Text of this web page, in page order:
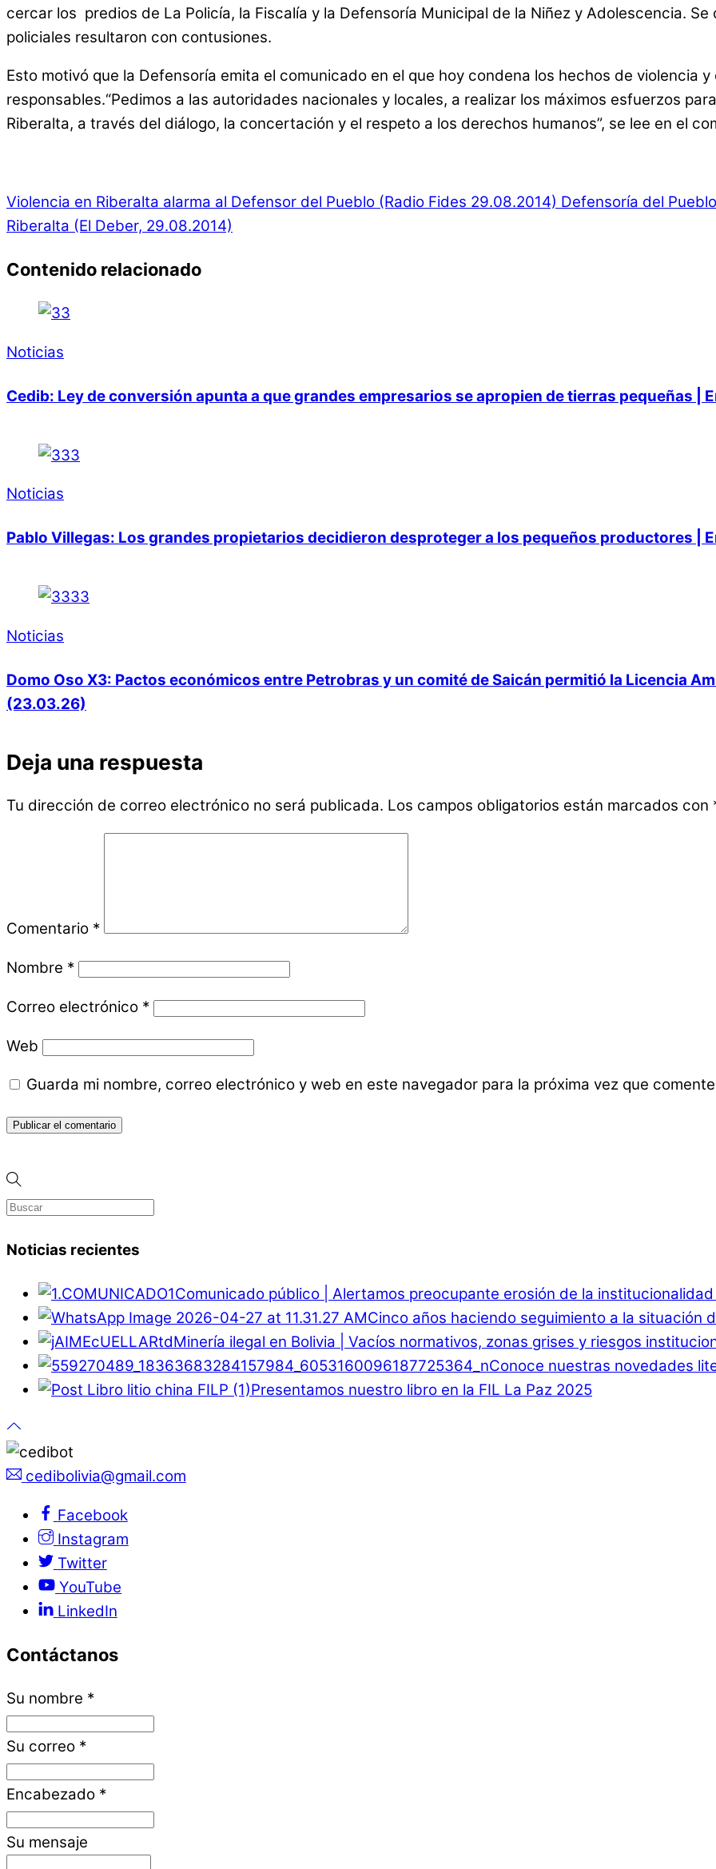
cercar los predios de La Policía, la Fiscalía y la Defensoría Municipal de la Niñez y Adolescencia.
policiales resultaron con contusiones.
Esto motivó que la Defensoría emita el comunicado en el que hoy condena los hechos de violencia
responsables.“Pedimos a las autoridades nacionales y locales, a realizar los máximos esfuerzos
Riberalta, a través del diálogo, la concertación y el respeto a los derechos humanos”, se lee en el
Violencia en Riberalta alarma al Defensor del Pueblo (Radio Fides 29.08.2014) Defensoría del
Riberalta (El Deber, 29.08.2014)
Contenido relacionado
Noticias
Cedib: Ley de conversión apunta a que grandes empresarios se apropien de tierras pequeñas |
Noticias
Pablo Villegas: Los grandes propietarios decidieron desproteger a los pequeños productores |
Noticias
Domo Oso X3: Pactos económicos entre Petrobras y un comité de Saicán permitió la Licencia
(23.03.26)
Deja una respuesta
Tu dirección de correo electrónico no será publicada. Los campos obligatorios están marcados con
Comentario *
Nombre *
Correo electrónico *
Web
Guarda mi nombre, correo electrónico y web en este navegador para la próxima vez que
Noticias recientes
Comunicado público | Alertamos preocupante erosión de la
Cinco años haciendo seguimiento a la situación
Minería ilegal en Bolivia | Vacíos normativos, zonas grises y riesgos
Conoce nuestras novedades
Presentamos nuestro libro en la FIL La Paz 2025
cedibolivia@gmail.com
Facebook
Instagram
Twitter
YouTube
LinkedIn
Contáctanos
Su nombre *
Su correo *
Encabezado *
Su mensaje